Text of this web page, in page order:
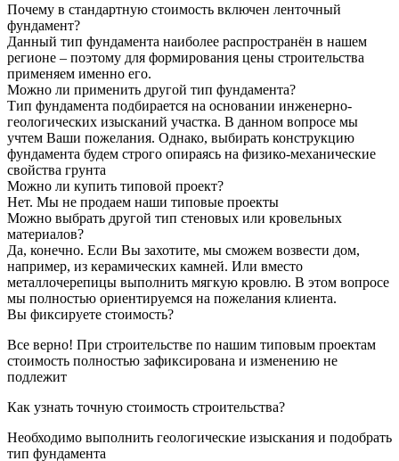
Почему в стандартную стоимость включен ленточный
фундамент?
Данный тип фундамента наиболее распространён в нашем
регионе – поэтому для формирования цены строительства
применяем именно его.
Можно ли применить другой тип фундамента?
Тип фундамента подбирается на основании инженерно-
геологических изысканий участка. В данном вопросе мы
учтем Ваши пожелания. Однако, выбирать конструкцию
фундамента будем строго опираясь на физико-механические
свойства грунта
Можно ли купить типовой проект?
Нет. Мы не продаем наши типовые проекты
Можно выбрать другой тип стеновых или кровельных
материалов?
Да, конечно. Если Вы захотите, мы сможем возвести дом,
например, из керамических камней. Или вместо
металлочерепицы выполнить мягкую кровлю. В этом вопросе
мы полностью ориентируемся на пожелания клиента.
Вы фиксируете стоимость?
Все верно! При строительстве по нашим типовым проектам
стоимость полностью зафиксирована и изменению не
подлежит
Как узнать точную стоимость строительства?
Необходимо выполнить геологические изыскания и подобрать
тип фундамента